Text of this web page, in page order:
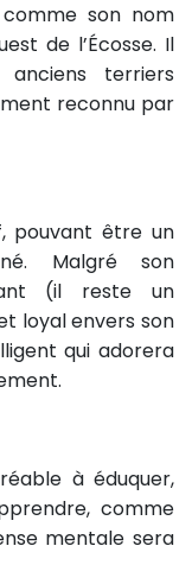
son nom
de l’Écosse. Il
terriers
reconnu par
pouvant être un
Malgré son
(il reste un
loyal envers son
qui adorera
à éduquer,
comme
mentale sera